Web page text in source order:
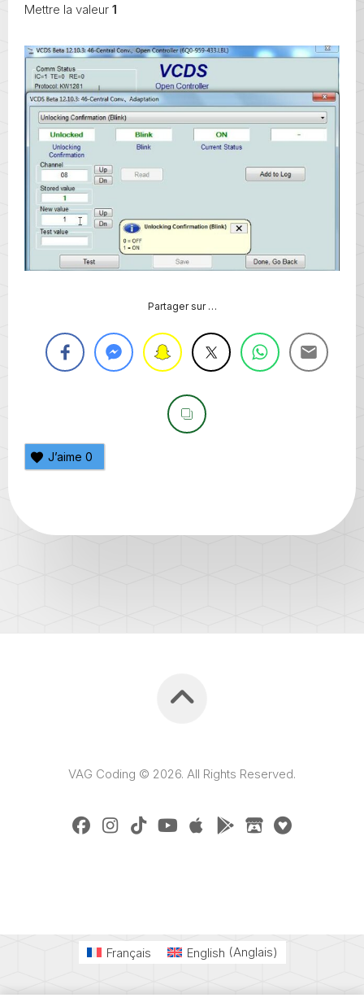
Mettre la valeur 1
Partager sur …
J’aime 0
VAG Coding © 2026. All Rights Reserved.
Français English (Anglais)